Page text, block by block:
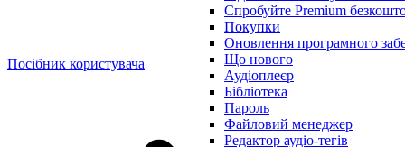
Спробуйте Premium
Покупки
Оновлення програмного
Що нового
Аудіоплеєр
Бібліотека
Пароль
Файловий менеджер
Редактор аудіо-тегів
Посібник користувача